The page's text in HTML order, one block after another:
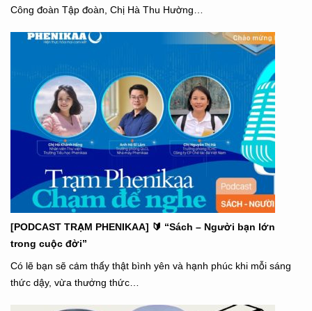
Công đoàn Tập đoàn, Chị Hà Thu Hường…
[PODCAST TRẠM PHENIKAA] 🔰 “Sách – Người bạn lớn
trong cuộc đời”
Có lẽ bạn sẽ cảm thấy thật bình yên và hạnh phúc khi mỗi sáng
thức dậy, vừa thưởng thức…